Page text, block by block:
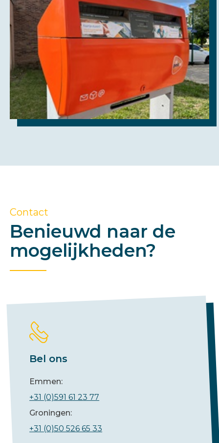
Contact
Benieuwd naar de
mogelijkheden?
Bel ons
Emmen:
+31 (0)591 61 23 77
Groningen:
+31 (0)50 526 65 33